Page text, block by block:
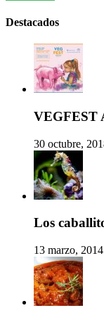
Destacados
VEGFEST
30 octubre,
Los
13 marzo, 2014